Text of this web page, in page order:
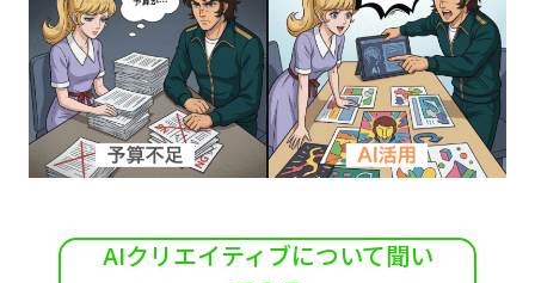
AIクリエイティブについて聞い